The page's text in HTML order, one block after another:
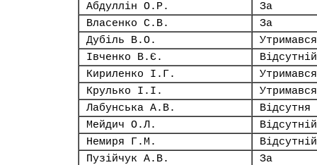
Абдуллін О.Р.
За
Власенко С.В.
За
Дубіль В.О.
Утримався
Івченко В.Є.
Відсутній
Кириленко І.Г.
Утримався
Крулько І.І.
Утримався
Лабунська А.В.
Відсутня
Мейдич О.Л.
Відсутній
Немиря Г.М.
Відсутній
Пузійчук А.В.
За